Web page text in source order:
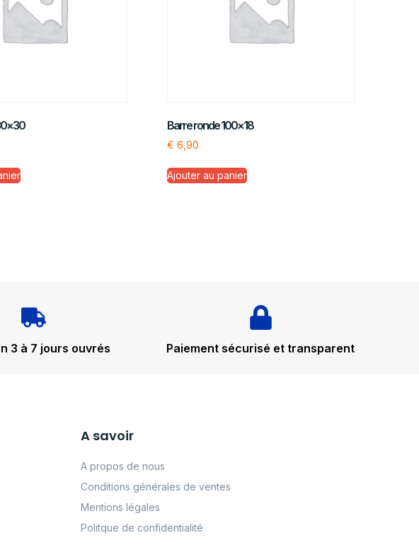
Barre ronde 100×18
€ 6,90
Ajouter au panier
3 à 7 jours ouvrés Paiement sécurisé et transparent
A savoir
A propos de nous
Conditions générales de ventes
Mentions légales
Politque de confidentialité